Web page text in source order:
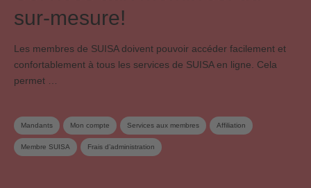
sur-mesure!
Les membres de SUISA doivent pouvoir accéder facilement et
confortablement à tous les services de SUISA en ligne. Cela
permet …
Mandants Mon compte Services aux membres Affiliation
Membre SUISA Frais d’administration